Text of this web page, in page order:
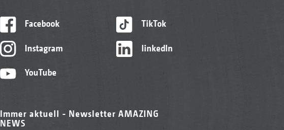
Facebook
Instagram
YouTube
TikTok
linkedIn
Immer aktuell - Newsletter AMAZING
NEWS